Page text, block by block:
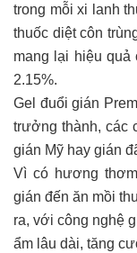
trong mỗi xi lanh
thuốc diệt côn
mang lại hiệu quả
2.15%.
Gel đuổi gián
trưởng thành, các
gián Mỹ hay gián
Vì có hương
gián đến ăn mồi
ra, với công nghệ
ẩm lâu dài, tăng